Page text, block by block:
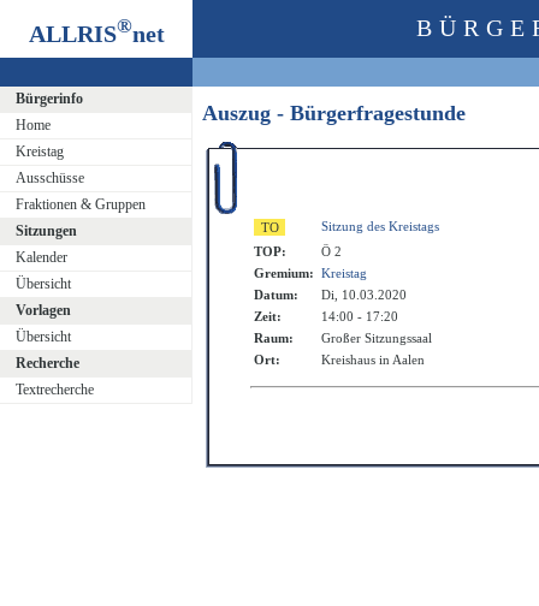
ALLRIS®net
Bürgerinfo
Home
Kreistag
Ausschüsse
Fraktionen & Gruppen
Sitzungen
Kalender
Übersicht
Vorlagen
Übersicht
Recherche
Textrecherche
Auszug - Bürgerfragestunde
Sitzung des Kreistags
TOP:
Ö 2
Gremium: Kreistag
Datum:
Di, 10.03.2020
Zeit:
14:00 - 17:20
Raum:
Großer Sitzungssaal
Ort:
Kreishaus in Aalen